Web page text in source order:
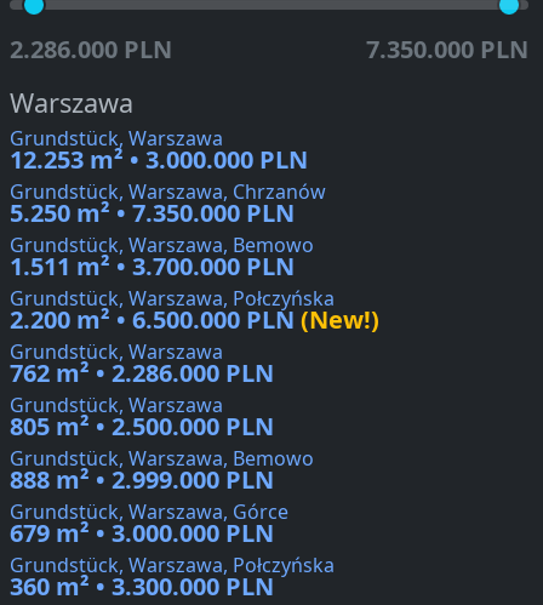
2.286.000 PLN 7.350.000 PLN
Warszawa
Grundstück, Warszawa
12.253 m² • 3.000.000 PLN
Grundstück, Warszawa, Chrzanów
5.250 m² • 7.350.000 PLN
Grundstück, Warszawa, Bemowo
1.511 m² • 3.700.000 PLN
Grundstück, Warszawa, Połczyńska
2.200 m² • 6.500.000 PLN (New!)
Grundstück, Warszawa
762 m² • 2.286.000 PLN
Grundstück, Warszawa
805 m² • 2.500.000 PLN
Grundstück, Warszawa, Bemowo
888 m² • 2.999.000 PLN
Grundstück, Warszawa, Górce
679 m² • 3.000.000 PLN
Grundstück, Warszawa, Połczyńska
360 m² • 3.300.000 PLN